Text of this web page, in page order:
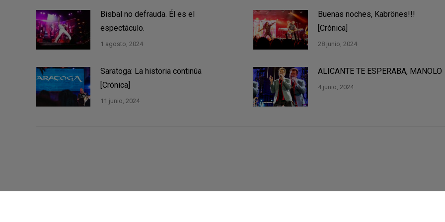
Bisbal no defrauda. Él es el
espectáculo.
1 agosto, 2024
Buenas noches, Kabrönes!!!
[Crónica]
28 junio, 2024
Saratoga: La historia continúa
[Crónica]
11 junio, 2024
ALICANTE TE ESPERABA, MANOLO
4 junio, 2024